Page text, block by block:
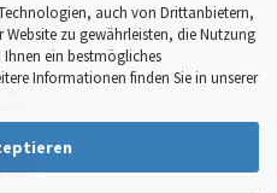
auch von Drittanbietern,
zu gewährleisten, die Nutzung
Ihnen ein bestmögliches
Informationen finden Sie in unserer